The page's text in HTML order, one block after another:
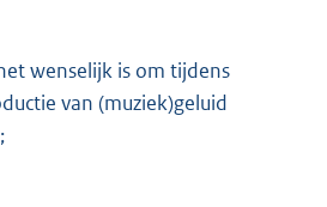
wenselijk is om tijdens
van (muziek)geluid